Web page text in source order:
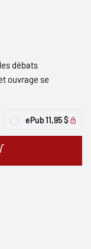
débats
ouvrage se
ePub11,95 $